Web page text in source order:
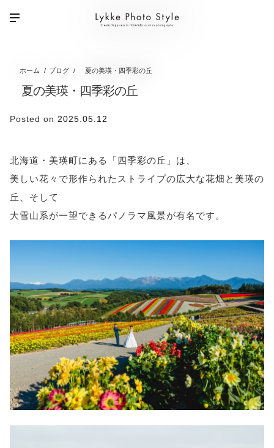
ホーム ブログ 夏の美瑛・四季彩の丘
夏の美瑛・四季彩の丘
Posted on 2025.05.12
北海道・美瑛町にある「四季彩の丘」は、
美しい花々で形作られたストライプの広大な花畑と美瑛の
丘、そして
大雪山系が一望できるパノラマ風景が有名です。